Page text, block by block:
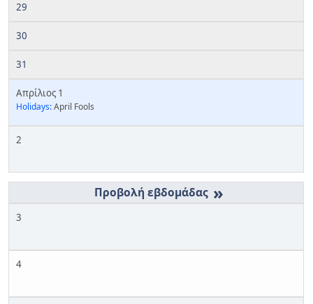
29
30
31
Απρίλιος 1
Holidays:April Fools
2
»
3
4